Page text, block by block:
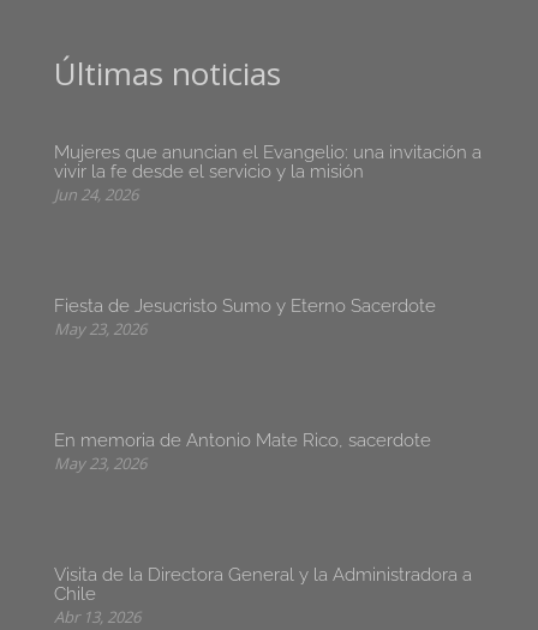
Últimas noticias
Mujeres que anuncian el Evangelio: una invitación a
vivir la fe desde el servicio y la misión
Jun 24, 2026
Fiesta de Jesucristo Sumo y Eterno Sacerdote
May 23, 2026
En memoria de Antonio Mate Rico, sacerdote
May 23, 2026
Visita de la Directora General y la Administradora a
Chile
Abr 13, 2026